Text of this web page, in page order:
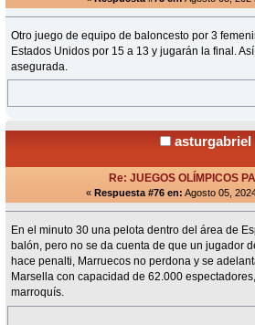
Otro juego de equipo de baloncesto por 3
Estados Unidos por 15 a 13 y jugarán la final.
asegurada.
asturgabriel
Re: JUEGOS OLÍMPICOS
« Respuesta #76 en: Agosto 05,
En el minuto 30 una pelota dentro del área de
balón, pero no se da cuenta de que un jugador
hace penalti, Marruecos no perdona y se
Marsella con capacidad de 62.000
marroquís.